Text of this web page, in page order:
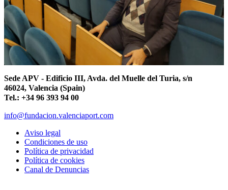
Sede APV - Edificio III, Avda. del Muelle del Turia, s/n
46024, Valencia (Spain)
Tel.: +34 96 393 94 00
info@fundacion.valenciaport.com
Aviso legal
Condiciones de uso
Política de privacidad
Política de cookies
Canal de Denuncias